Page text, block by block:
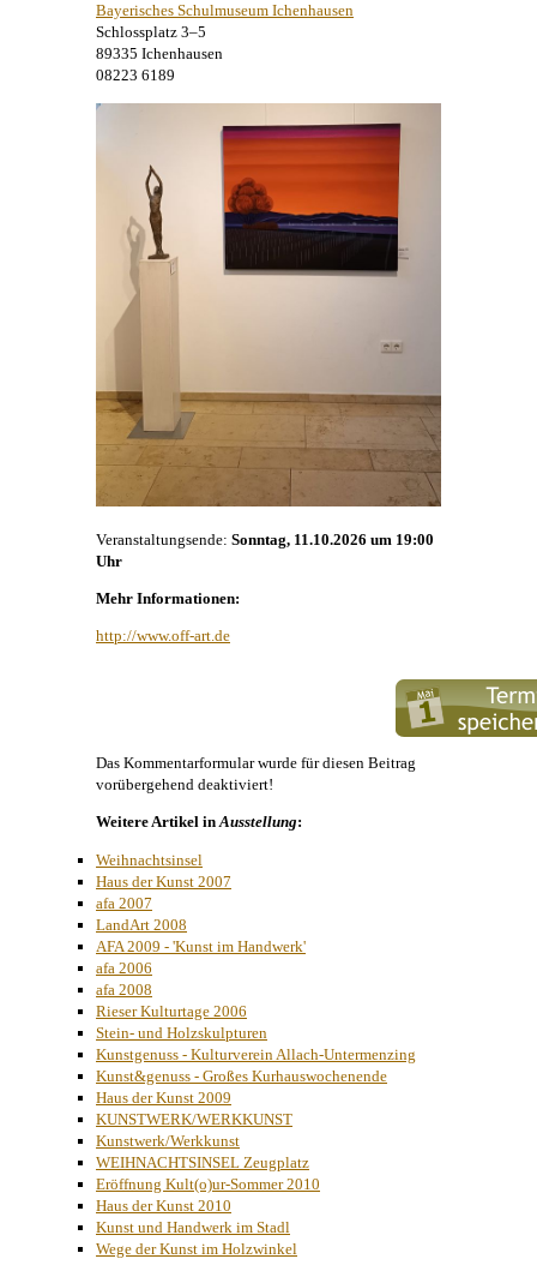
Bayerisches Schulmuseum Ichenhausen
Schlossplatz 3–5
89335 Ichenhausen
08223 6189
Veranstaltungsende: Sonntag, 11.10.2026 um 19:00
Uhr
Mehr Informationen:
http://www.off-art.de
Das Kommentarformular wurde für diesen Beitrag
vorübergehend deaktiviert!
Weitere Artikel inAusstellung:
Weihnachtsinsel
Haus der Kunst 2007
afa 2007
LandArt 2008
AFA 2009 - 'Kunst im Handwerk'
afa 2006
afa 2008
Rieser Kulturtage 2006
Stein- und Holzskulpturen
Kunstgenuss - Kulturverein Allach-Untermenzing
Kunst&genuss - Großes Kurhauswochenende
Haus der Kunst 2009
KUNSTWERK/WERKKUNST
Kunstwerk/Werkkunst
WEIHNACHTSINSEL Zeugplatz
Eröffnung Kult(o)ur-Sommer 2010
Haus der Kunst 2010
Kunst und Handwerk im Stadl
Wege der Kunst im Holzwinkel